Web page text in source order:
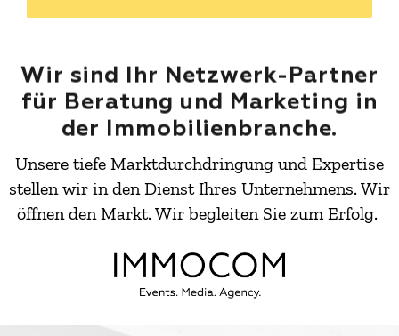
Wir sind Ihr Netzwerk-Partner
für Beratung und Marketing in
der Immobilienbranche.
Unsere tiefe Marktdurchdringung und Expertise
stellen wir in den Dienst Ihres Unternehmens. Wir
öffnen den Markt. Wir begleiten Sie zum Erfolg.